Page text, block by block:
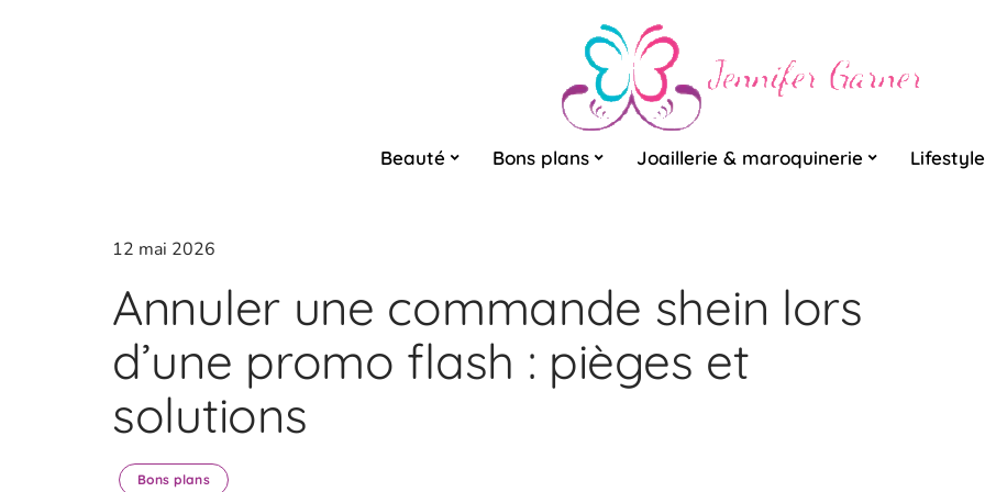
Beauté Bons plans Joaillerie & maroquinerie Lifestyle
12 mai 2026
Annuler une commande shein lors
d’une promo flash : pièges et
solutions
Bons plans